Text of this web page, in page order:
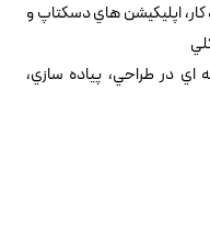
اپليکيشن هاي دسکتاپ و
در طراحي، پياده سازي،